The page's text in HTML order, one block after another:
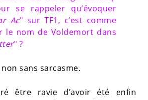
se rappeler qu’évoquer
Ac" sur TF1, c’est comme
le nom de Voldemort dans
" ?
sans sarcasme.
être ravie d’avoir été enfin